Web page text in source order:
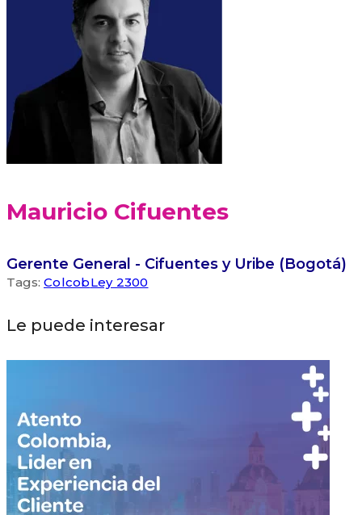
Mauricio Cifuentes
Gerente General - Cifuentes y Uribe (Bogotá)
Tags: ColcobLey 2300
Le puede interesar